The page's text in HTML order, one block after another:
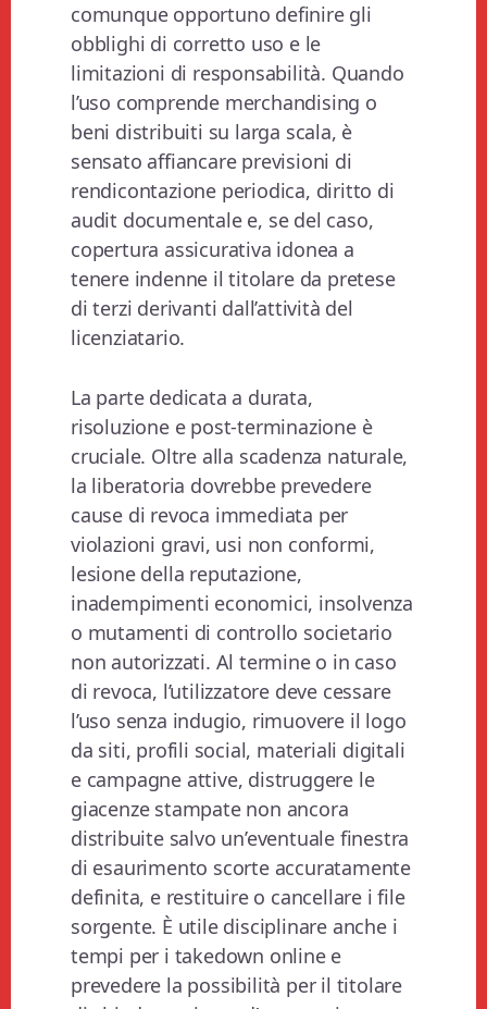
comunque opportuno definire gli
obblighi di corretto uso e le
limitazioni di responsabilità. Quando
l’uso comprende merchandising o
beni distribuiti su larga scala, è
sensato affiancare previsioni di
rendicontazione periodica, diritto di
audit documentale e, se del caso,
copertura assicurativa idonea a
tenere indenne il titolare da pretese
di terzi derivanti dall’attività del
licenziatario.
La parte dedicata a durata,
risoluzione e post-terminazione è
cruciale. Oltre alla scadenza naturale,
la liberatoria dovrebbe prevedere
cause di revoca immediata per
violazioni gravi, usi non conformi,
lesione della reputazione,
inadempimenti economici, insolvenza
o mutamenti di controllo societario
non autorizzati. Al termine o in caso
di revoca, l’utilizzatore deve cessare
l’uso senza indugio, rimuovere il logo
da siti, profili social, materiali digitali
e campagne attive, distruggere le
giacenze stampate non ancora
distribuite salvo un’eventuale finestra
di esaurimento scorte accuratamente
definita, e restituire o cancellare i file
sorgente. È utile disciplinare anche i
tempi per i takedown online e
prevedere la possibilità per il titolare